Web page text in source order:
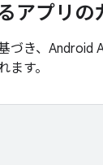
アプリの
づき、
す。